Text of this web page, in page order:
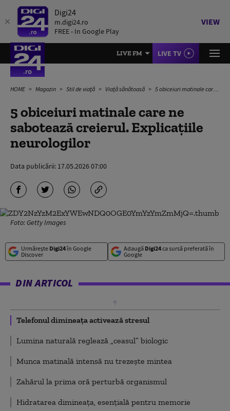
Digi24
m.digi24.ro
FREE - In Google Play
VIEW
LIVE FM LIVE TV
HOME Magazin Stil de viață Viață sănătoasă 5 obiceiuri matinale care ne sabotează creierul. Explicațiile neurologilor
5 obiceiuri matinale care ne
sabotează creierul. Explicațiile
neurologilor
Data publicării: 17.05.2026 07:00
Foto: Getty Images
Urmărește Digi24în Google
Discover
Adaugă Digi24ca sursă preferată în
Google
DIN ARTICOL
Telefonul dimineața activează stresul
Lumina naturală reglează „ceasul” biologic
Munca matinală intensă nu trezește mintea
Zahărul la prima oră perturbă organismul
Hidratarea dimineața, esențială pentru memorie